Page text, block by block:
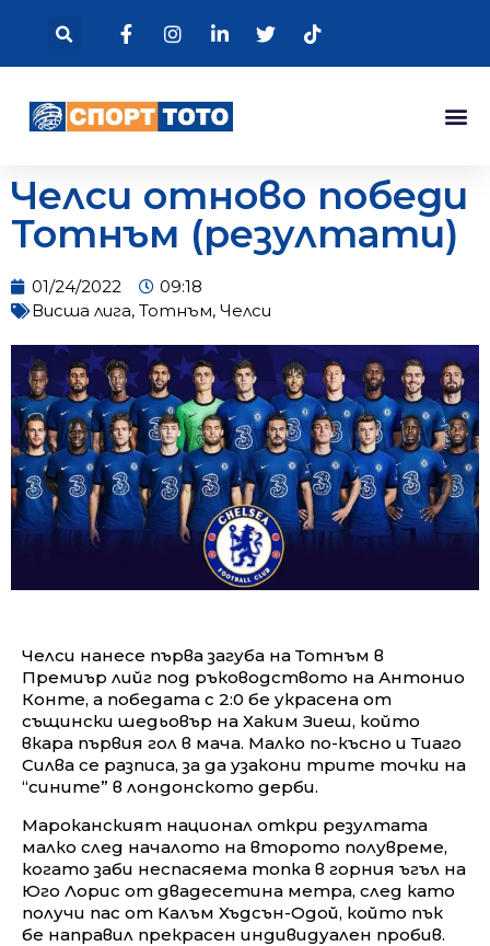
Челси отново победи
Тотнъм (резултати)
01/24/2022
09:18
Висша лига, Тотнъм, Челси
Челси нанесе първа загуба на Тотнъм в
Премиър лийг под ръководството на Антонио
Конте, а победата с 2:0 бе украсена от
същински шедьовър на Хаким Зиеш, който
вкара първия гол в мача. Малко по-късно и Тиаго
Силва се разписа, за да узакони трите точки на
“сините” в лондонското дерби.
Мароканският национал откри резултата
малко след началото на второто полувреме,
когато заби неспасяема топка в горния ъгъл на
Юго Лорис от двадесетина метра, след като
получи пас от Калъм Хъдсън-Одой, който пък
бе направил прекрасен индивидуален пробив.